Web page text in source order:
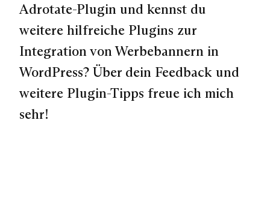
Adrotate-Plugin und kennst du
weitere hilfreiche Plugins zur
Integration von Werbebannern in
WordPress? Über dein Feedback und
weitere Plugin-Tipps freue ich mich
sehr!